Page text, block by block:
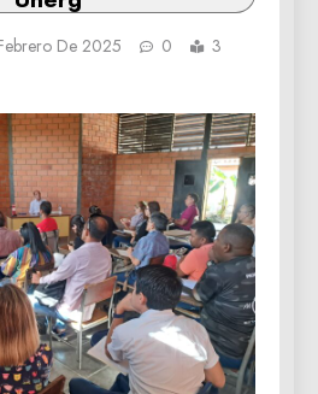
De 2025 0
3